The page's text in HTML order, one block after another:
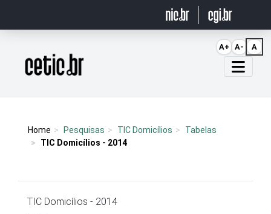
Página inicial
Home Pesquisas TIC Domicílios
Tabelas
TIC Domicílios - 2014
TIC Domicílios - 2014
A+ A- A